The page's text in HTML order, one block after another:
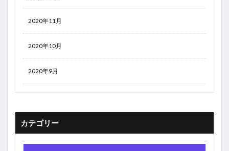
2020年11月
2020年10月
2020年9月
カテゴリー